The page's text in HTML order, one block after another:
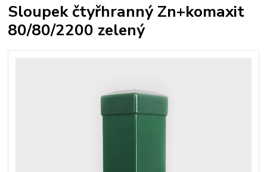
Sloupek čtyřhranný Zn+komaxit
80/80/2200 zelený